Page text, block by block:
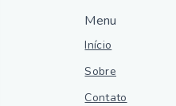
Menu
Início
Sobre
Contato